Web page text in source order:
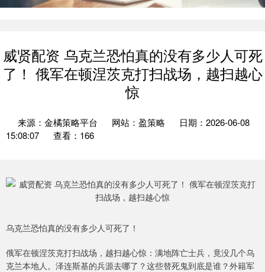
威贤配资 乌克兰恐怕真的没有多少人可死
了！ 俄军在顿涅茨克打扫战场，越扫越心
惊
来源：金橘策略平台 网站：盈策略
日期：2026-06-08
15:08:07
查看：166
乌克兰恐怕真的没有多少人可死了！
俄军在顿涅茨克打扫战场，越扫越心惊：满地阵亡士兵，竟没几个乌
克兰本地人。泽连斯基的兵源去哪了？这些替死鬼到底是谁？外籍军